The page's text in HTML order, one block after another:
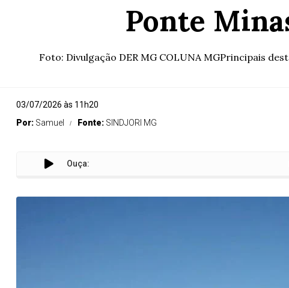
Ponte
Foto: Divulgação DER MG COLUNA MGPrincipais
03/07/2026 às 11h20
Por: Samuel Fonte: SINDJORI MG
Ouça: